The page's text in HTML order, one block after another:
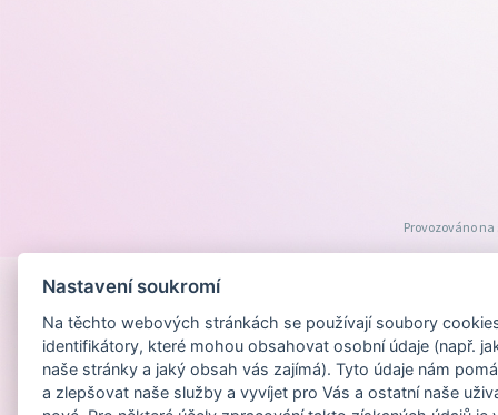
Provozováno
Nastavení soukromí
Na těchto webových stránkách se používají soubory
identifikátory, které mohou obsahovat osobní údaje (např.
naše stránky a jaký obsah vás zajímá). Tyto údaje nám
a zlepšovat naše služby a vyvíjet pro Vás a ostatní naše